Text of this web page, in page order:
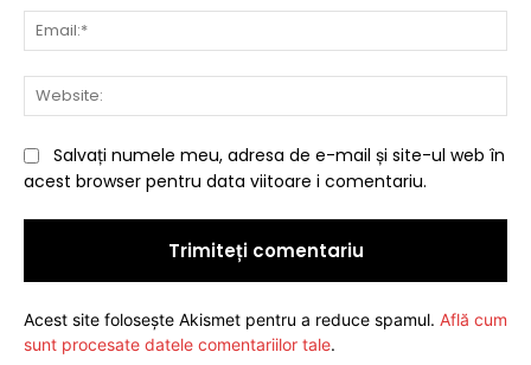
Salvați numele meu, adresa de e-mail și site-ul web în
acest browser pentru data viitoare i comentariu.
Acest site folosește Akismet pentru a reduce spamul. Află cum
sunt procesate datele comentariilor tale.